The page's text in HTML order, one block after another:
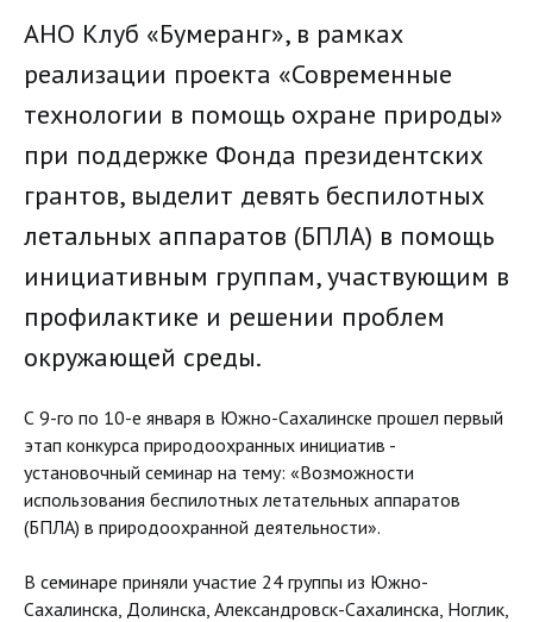
АНО Клуб «Бумеранг», в рамках
реализации проекта «Современные
технологии в помощь охране природы»
при поддержке Фонда президентских
грантов, выделит девять беспилотных
летальных аппаратов (БПЛА) в помощь
инициативным группам, участвующим в
профилактике и решении проблем
окружающей среды.
С 9-го по 10-е января в Южно-Сахалинске прошел первый
этап конкурса природоохранных инициатив -
установочный семинар на тему: «Возможности
использования беспилотных летательных аппаратов
(БПЛА) в природоохранной деятельности».
В семинаре приняли участие 24 группы из Южно-
Сахалинска, Долинска, Александровск-Сахалинска, Ноглик,